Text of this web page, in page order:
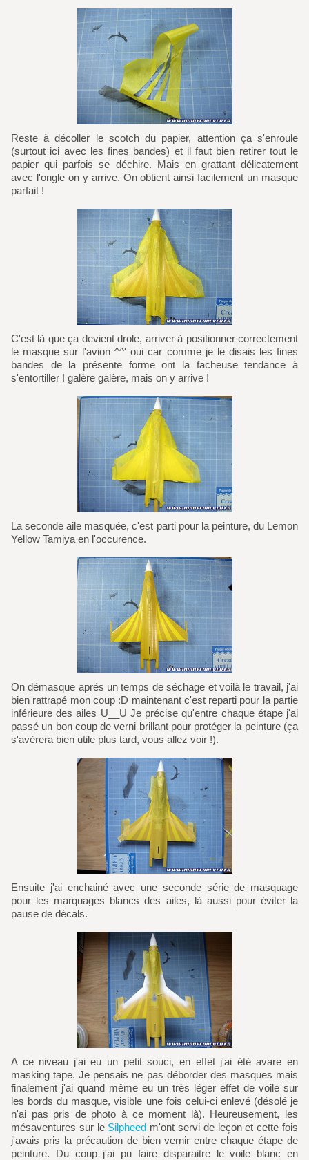
Reste à décoller le scotch du papier, attention ça s'enroule
(surtout ici avec les fines bandes) et il faut bien retirer tout le
papier qui parfois se déchire. Mais en grattant délicatement
avec l'ongle on y arrive. On obtient ainsi facilement un masque
parfait !
C'est là que ça devient drole, arriver à positionner correctement
le masque sur l'avion ^^' oui car comme je le disais les fines
bandes de la présente forme ont la facheuse tendance à
s'entortiller ! galère galère, mais on y arrive !
La seconde aile masquée, c'est parti pour la peinture, du Lemon
Yellow Tamiya en l'occurence.
On démasque aprés un temps de séchage et voilà le travail, j'ai
bien rattrapé mon coup :D maintenant c'est reparti pour la partie
inférieure des ailes U__U Je précise qu'entre chaque étape j'ai
passé un bon coup de verni brillant pour protéger la peinture (ça
s'avèrera bien utile plus tard, vous allez voir !).
Ensuite j'ai enchainé avec une seconde série de masquage
pour les marquages blancs des ailes, là aussi pour éviter la
pause de décals.
A ce niveau j'ai eu un petit souci, en effet j'ai été avare en
masking tape. Je pensais ne pas déborder des masques mais
finalement j'ai quand même eu un très léger effet de voile sur
les bords du masque, visible une fois celui-ci enlevé (désolé je
n'ai pas pris de photo à ce moment là). Heureusement, les
mésaventures sur le Silpheed m'ont servi de leçon et cette fois
j'avais pris la précaution de bien vernir entre chaque étape de
peinture. Du coup j'ai pu faire disparaitre le voile blanc en